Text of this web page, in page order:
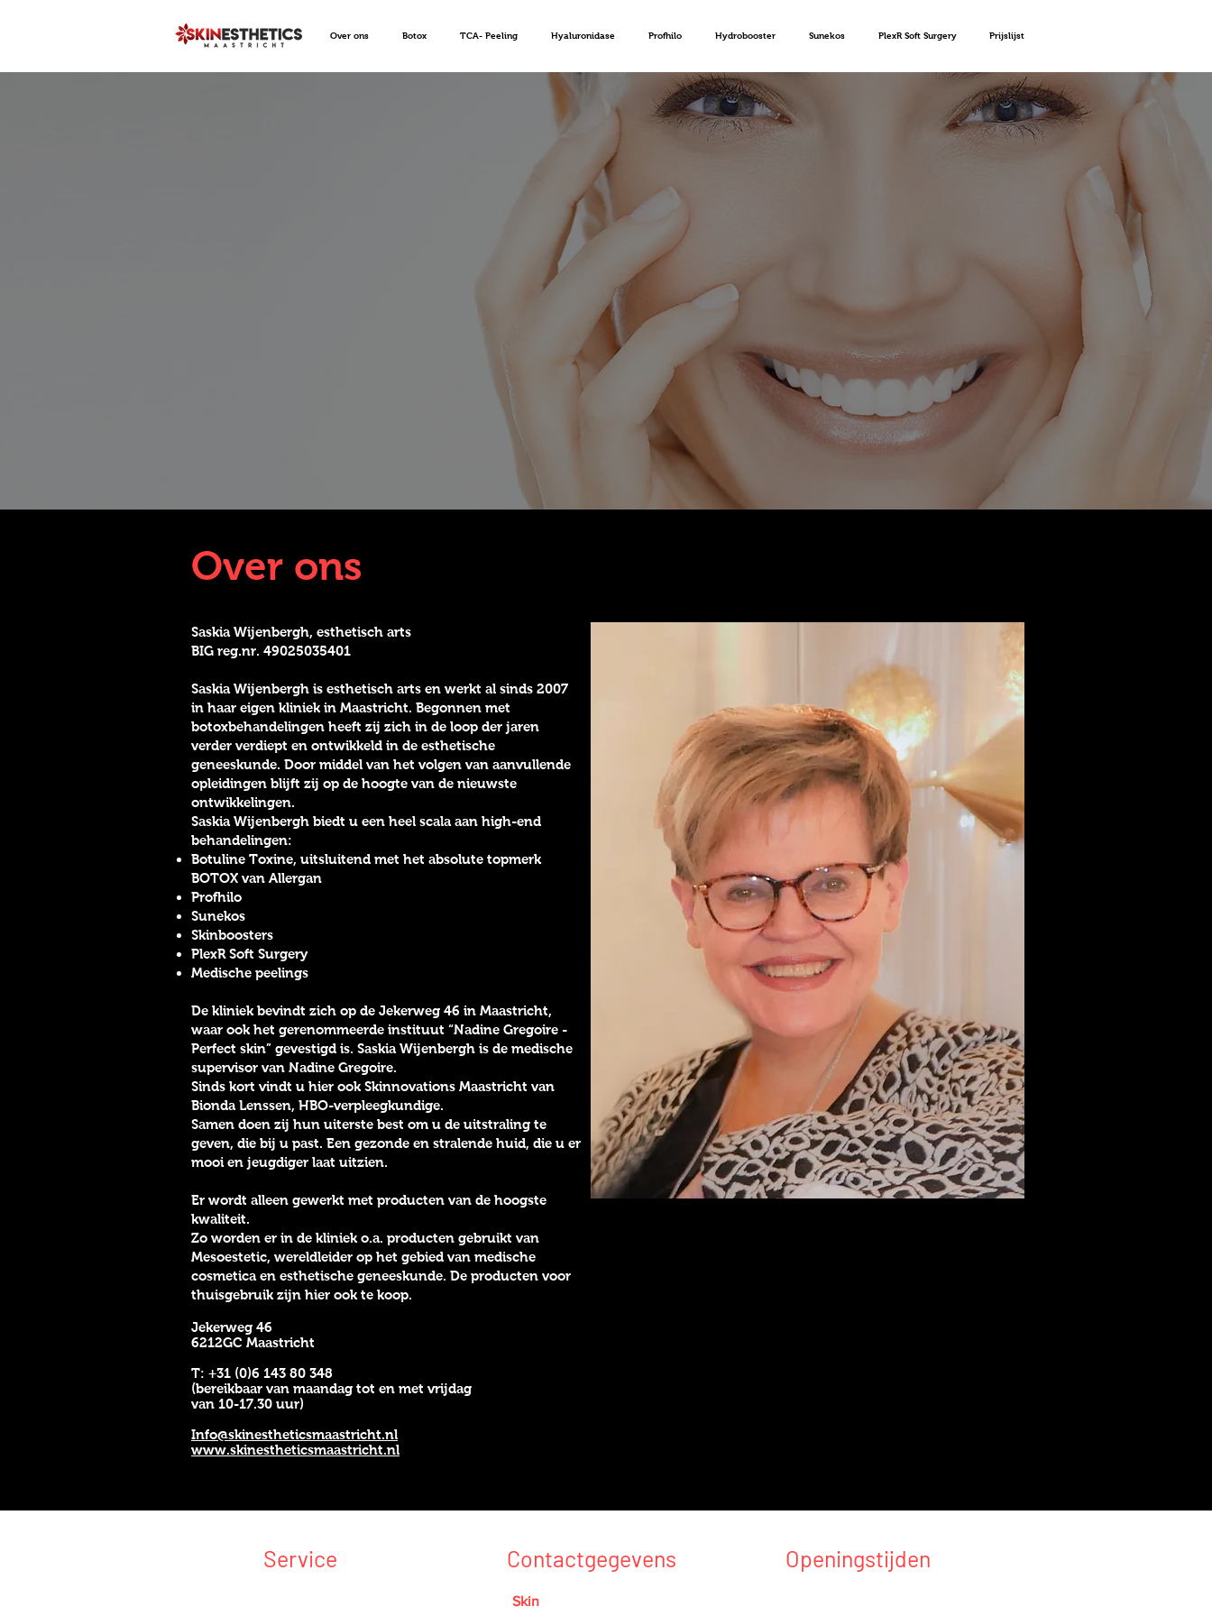
Over ons Botox TCA- Peeling Hyaluronidase Profhilo Hydrobooster Sunekos PlexR Soft Surgery Prijslijst
Over ons
Saskia Wijenbergh, esthetisch arts
BIG reg.nr. 49025035401
Saskia Wijenbergh is esthetisch arts en werkt al sinds 2007
in haar eigen kliniek in Maastricht. Begonnen met
botoxbehandelingen heeft zij zich in de loop der jaren
verder verdiept en ontwikkeld in de esthetische
geneeskunde. Door middel van het volgen van aanvullende
opleidingen blijft zij op de hoogte van de nieuwste
ontwikkelingen.
Saskia Wijenbergh biedt u een heel scala aan high-end
behandelingen:
Botuline Toxine, uitsluitend met het absolute topmerk
BOTOX van Allergan
Profhilo
Sunekos
Skinboosters
PlexR Soft Surgery
Medische peelings
De kliniek bevindt zich op de Jekerweg 46 in Maastricht,
waar ook het gerenommeerde instituut “Nadine Gregoire -
Perfect skin” gevestigd is. Saskia Wijenbergh is de medische
supervisor van Nadine Gregoire.
Sinds kort vindt u hier ook Skinnovations Maastricht van
Bionda Lenssen, HBO-verpleegkundige.
Samen doen zij hun uiterste best om u de uitstraling te
geven, die bij u past. Een gezonde en stralende huid, die u er
mooi en jeugdiger laat uitzien.
Er wordt alleen gewerkt met producten van de hoogste
kwaliteit.
Zo worden er in de kliniek o.a. producten gebruikt van
Mesoestetic, wereldleider op het gebied van medische
cosmetica en esthetische geneeskunde. De producten voor
thuisgebruik zijn hier ook te koop.
Jekerweg 46
6212GC Maastricht
T: +31 (0)6 143 80 348
(bereikbaar van maandag tot en met vrijdag
van 10-17.30 uur)
Info@skinestheticsmaastricht.nl
www.skinestheticsmaastricht.nl
Service Contactgegevens
Skin
Openingstijden